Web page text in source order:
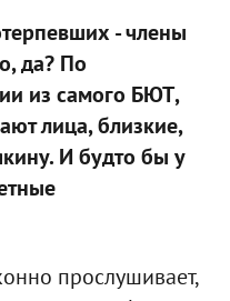
- члены
да? По
из самого БЮТ,
лица, близкие,
И будто бы у
прослушивает,